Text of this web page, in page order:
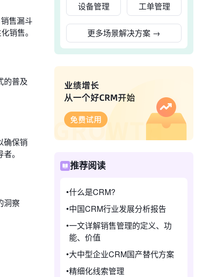
售漏斗
销售。
的普及
确保销
。
洞察
设备管理 工单管理
更多场景解决方案 →
推荐阅读
什么是CRM?
中国CRM行业发展分析报告
一文详解销售管理的定义、功
能、价值
大中型企业CRM国产替代方案
精细化线索管理